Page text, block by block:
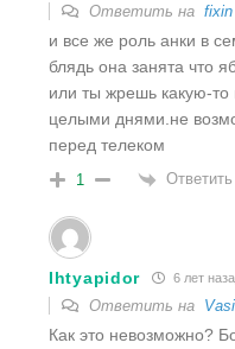
Ответить на fixin
и все же роль анки в
блядь она занята что
или ты жрешь какую-то
целыми днями.не
перед телеком
1 Ответить
Ihtyapidor 6 лет
Ответить на
Как это невозможно?